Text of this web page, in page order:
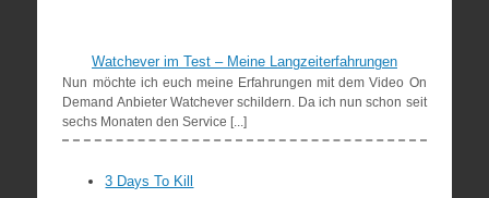
Watchever im Test – Meine Langzeiterfahrungen
Nun möchte ich euch meine Erfahrungen mit dem Video On
Demand Anbieter Watchever schildern. Da ich nun schon seit
sechs Monaten den Service [...]
3 Days To Kill